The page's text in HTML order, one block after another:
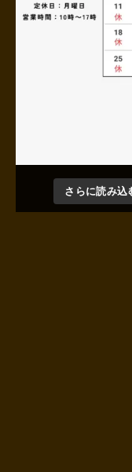
さらに読み込